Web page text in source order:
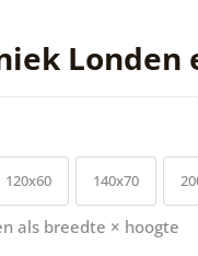
Londen
120x60 140x70
als breedte × hoogte